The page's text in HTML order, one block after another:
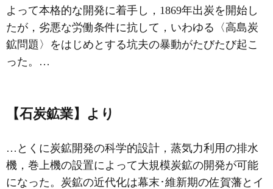
よって本格的な開発に着手し，1869年出炭を開始し
たが，劣悪な労働条件に抗して，いわゆる〈高島炭
鉱問題〉をはじめとする坑夫の暴動がたびたび起こ
った。…
【石炭鉱業】より
…とくに炭鉱開発の科学的設計，蒸気力利用の排水
機，巻上機の設置によって大規模炭鉱の開発が可能
になった。炭鉱の近代化は幕末･維新期の佐賀藩とイ